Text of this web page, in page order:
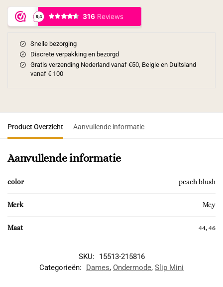
Snelle bezorging
Discrete verpakking en bezorgd
Gratis verzending Nederland vanaf €50, Belgie en Duitsland
vanaf € 100
Product Overzicht Aanvullende informatie
Aanvullende informatie
color peach blush
Merk Mey
Maat 44, 46
SKU:
15513-215816
Categorieën:
Dames, Ondermode, Slip Mini